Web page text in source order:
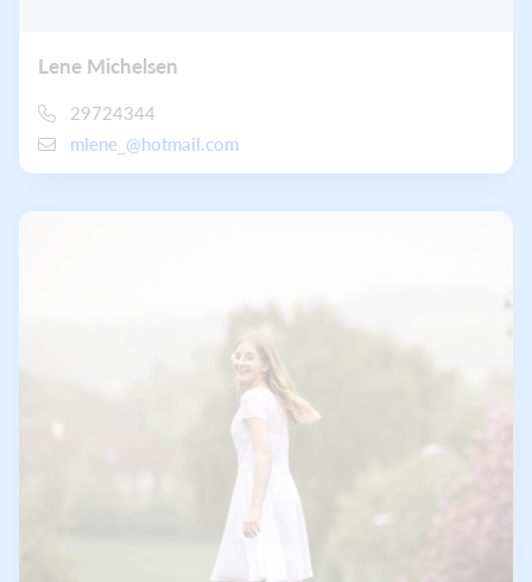
Lene Michelsen
29724344
mlene_@hotmail.com